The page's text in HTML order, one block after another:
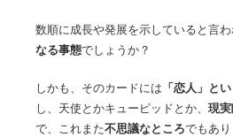
数順に成長や発展を示していると言
なる事態でしょうか？
しかも、そのカードには 「恋人」と
し、天使とかキューピッドとか、 現
で、これまた不思議なところでもあ